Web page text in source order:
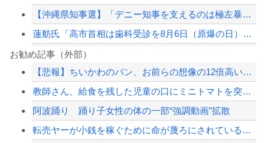
【沖縄県知事選】「デニー知事を支えるのは極左暴力集団」発言で大炎上ｗｗｗ
蓮舫氏「高市首相は歯科受診を8月6日（原爆の日）を避けて行くべきお立場ではないで...
【朗報】 最近のおばさん、普通にエッッッすぎるｗｗｗｗｗｗｗｗｗｗ
【悲報】EXIT兼近、過去のいじめ疑惑で大炎上中「創作です」と釈明もSNSで反論...
【画像】昔のギャル、覚悟が違うｗｗｗ
【配信者】「金バエ」のSNS更新が1週間途絶え、様々な憶測が飛び交う。1週間ぶり...
お勧め記事（外部）
【悲報】ちいかわのパン、お前らの想像の12倍高いｗｗｗｗｗｗｗ
教師さん、給食を残した児童の口にミニトマトを突っ込む→体罰判定をもらってしまい、...
阿波踊り 踊り子女性の体の一部“強調動画”拡散
転売ヤーが小銭を稼ぐために命が蔑ろにされていると思ったらムカッ腹が立った